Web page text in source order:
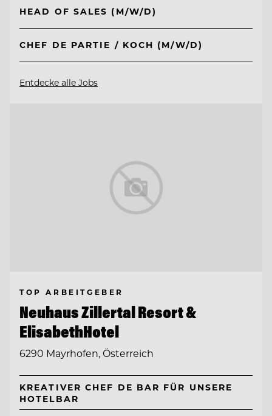
HEAD OF SALES (M/W/D)
CHEF DE PARTIE / KOCH (M/W/D)
Entdecke alle Jobs
TOP ARBEITGEBER
Neuhaus Zillertal Resort &
ElisabethHotel
6290 Mayrhofen, Österreich
KREATIVER CHEF DE BAR FÜR UNSERE
HOTELBAR